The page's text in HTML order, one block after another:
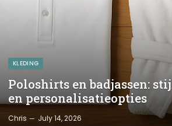
KLEDING
Poloshirts en badjassen:
en personalisatieopties
Chris July 14, 2026